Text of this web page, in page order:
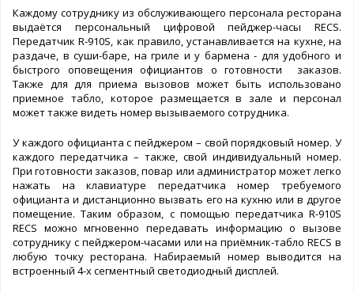
Каждому сотруднику из обслуживающего персонала ресторана
выдаётся персональный цифровой пейджер-часы RECS.
Передатчик R-910S, как правило, устанавливается на кухне, на
раздаче, в суши-баре, на гриле и у бармена - для удобного и
быстрого оповещения официантов о готовности заказов.
Также для для приема вызовов может быть использовано
приемное табло, которое размещается в зале и персонал
может также видеть номер вызываемого сотрудника.
У каждого официанта с пейджером – свой порядковый номер. У
каждого передатчика – также, свой индивидуальный номер.
При готовности заказов, повар или администратор может легко
нажать на клавиатуре передатчика номер требуемого
официанта и дистанционно вызвать его на кухню или в другое
помещение. Таким образом, с помощью передатчика R-910S
RECS можно мгновенно передавать информацию о вызове
сотруднику с пейджером-часами или на приёмник-табло RECS в
любую точку ресторана. Набираемый номер выводится на
встроенный 4-х сегментный светодиодный дисплей.